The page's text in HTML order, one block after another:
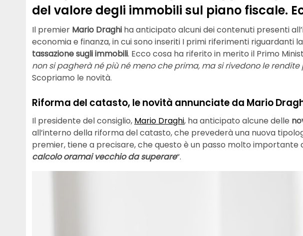
del valore degli immobili sul piano fiscale.
Il premier Mario Draghi ha anticipato alcuni dei contenuti presenti
economia e finanza, in cui sono inseriti I primi riferimenti riguardanti
tassazione sugli immobili. Ecco cosa ha riferito in merito il Primo
non si pagherà né più né meno che prima, ma si rivedono le
Scopriamo le novità.
Riforma del catasto, le novità annunciate da Mario
Il presidente del consiglio, Mario Draghi, ha anticipato alcune delle
all’interno della riforma del catasto, che prevederà una nuova
premier, tiene a precisare, che questo è un passo molto
calcolo oramai vecchio da superare“.